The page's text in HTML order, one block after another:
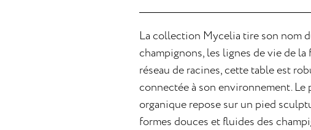
La collection Mycelia tire son nom
champignons, les lignes de vie de
réseau de racines, cette table est
connectée à son environnement. Le
organique repose sur un pied
formes douces et fluides des